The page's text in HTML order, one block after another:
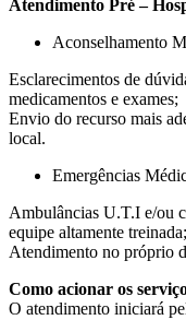
Atendimento Pré –
Aconselhamento
Esclarecimentos de
medicamentos e exames;
Envio do recurso mais
local.
Emergências
Ambulâncias U.T.I e/ou
equipe altamente treinada;
Atendimento no próprio
Como acionar os
O atendimento iniciará